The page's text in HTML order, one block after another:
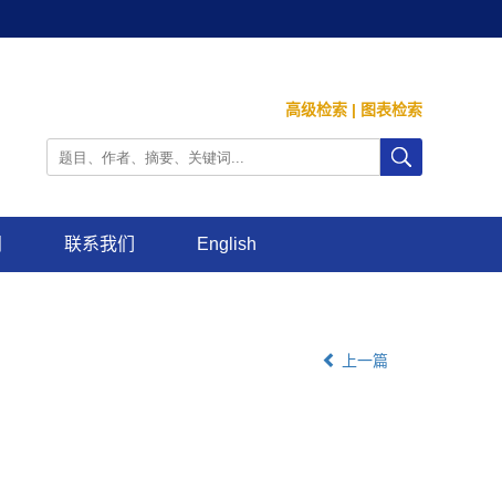
高级检索 | 图表检索
联系我们 English
上一篇